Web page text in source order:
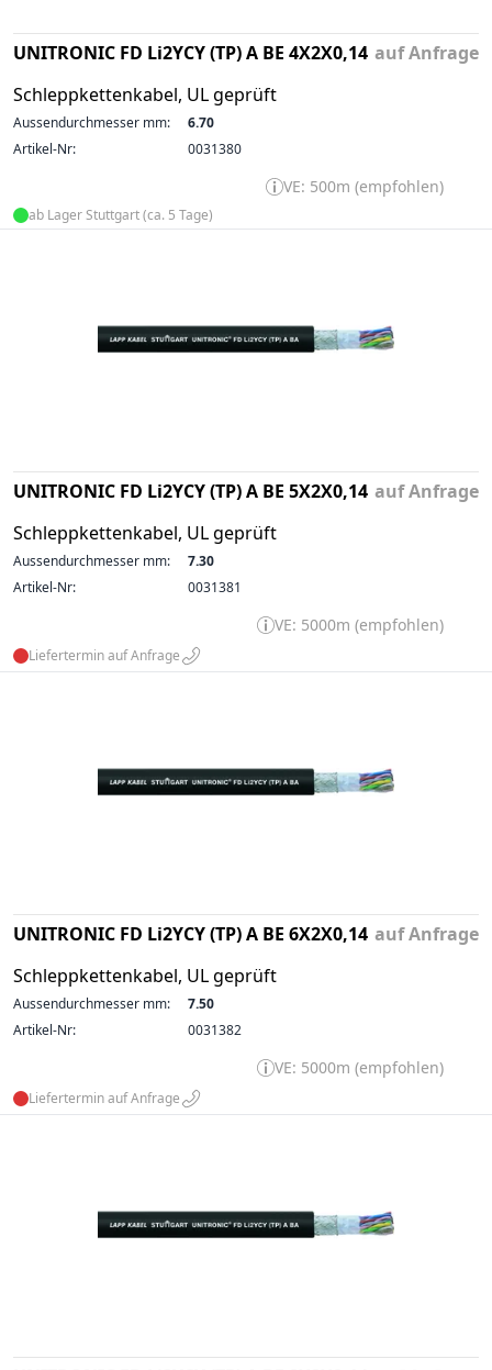
UNITRONIC FD Li2YCY (TP) A BE 4X2X0,14
Schleppkettenkabel, UL geprüft
auf Anfrage
Aussendurchmesser mm:
6.70
Artikel-Nr:
0031380
VE: 500m (empfohlen)
ab Lager Stuttgart (ca. 5 Tage)
UNITRONIC FD Li2YCY (TP) A BE 5X2X0,14
Schleppkettenkabel, UL geprüft
auf Anfrage
Aussendurchmesser mm:
7.30
Artikel-Nr:
0031381
VE: 5000m (empfohlen)
Liefertermin auf Anfrage
UNITRONIC FD Li2YCY (TP) A BE 6X2X0,14
Schleppkettenkabel, UL geprüft
auf Anfrage
Aussendurchmesser mm:
7.50
Artikel-Nr:
0031382
VE: 5000m (empfohlen)
Liefertermin auf Anfrage